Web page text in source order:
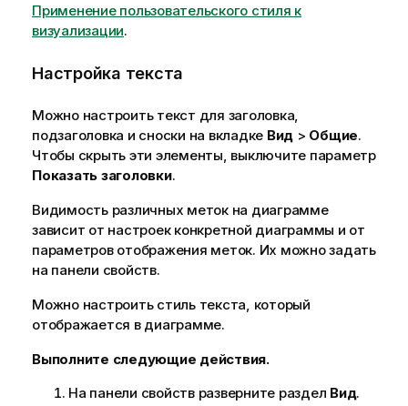
Применение пользовательского стиля к
визуализации.
Настройка текста
Можно настроить текст для заголовка,
подзаголовка и сноски на вкладке Вид > Общие.
Чтобы скрыть эти элементы, выключите параметр
Показать заголовки.
Видимость различных меток на диаграмме
зависит от настроек конкретной диаграммы и от
параметров отображения меток. Их можно задать
на панели свойств.
Можно настроить стиль текста, который
отображается в диаграмме.
Выполните следующие действия.
На панели свойств разверните раздел Вид.